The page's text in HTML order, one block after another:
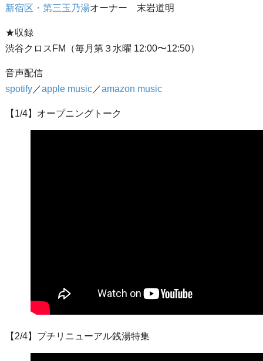
新宿区・第三玉乃湯オーナー 末岩道明
★収録
渋谷クロスFM（毎月第３水曜 12:00〜12:50）
音声配信
spotify／apple music／amazon music
【1/4】オープニングトーク
【2/4】プチリニューアル銭湯特集